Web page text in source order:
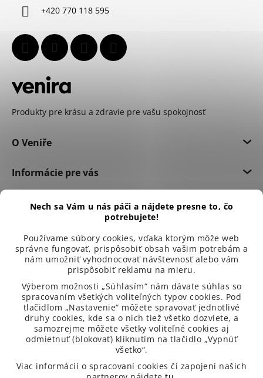
Nech sa Vám u nás páči a nájdete presne to, čo
potrebujete!
Používame súbory cookies, vďaka ktorým môže web
správne fungovať, prispôsobiť obsah vašim potrebám a
nám umožniť vyhodnocovať návštevnosť alebo vám
prispôsobiť reklamu na mieru.
Výberom možnosti „Súhlasím“ nám dávate súhlas so
spracovaním všetkých voliteľných typov cookies. Pod
tlačidlom „Nastavenie“ môžete spravovať jednotlivé
druhy cookies, kde sa o nich tiež všetko dozviete, a
samozrejme môžete všetky voliteľné cookies aj
odmietnuť (blokovať) kliknutím na tlačidlo „Vypnúť
všetko“.
Viac informácií o spracovaní cookies či zapojení našich
+420 770 118 595
Produkty pre krásu a zdravie pre vašu spokojnosť
O Veniře
Informácie pre vás
Dôležité informácie
99 % spokojených zákazníků